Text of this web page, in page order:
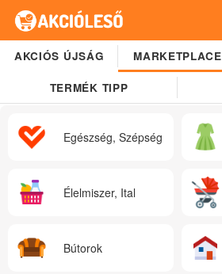
AKCIÓS ÚJSÁG MARKETPLACE
TERMÉK TIPP
Egészség, Szépség
Élelmiszer, Ital
Bútorok